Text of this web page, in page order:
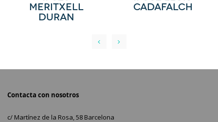
Meritxell
Duran
Cadafalch
Contacta con nosotros
c/ Martínez de la Rosa, 58 Barcelona